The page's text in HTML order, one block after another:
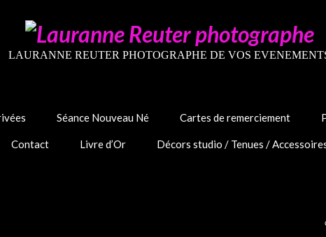
LAURANNE REUTER PHOTOGRAPHE DE VOS
Séance Nouveau Né Cartes de remerciement
Contact Livre d’Or Décors studio / Tenues /